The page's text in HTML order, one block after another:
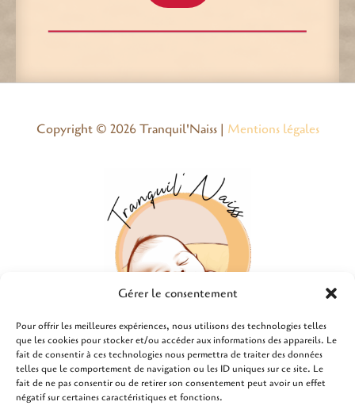
Gérer le consentement
Pour offrir les meilleures expériences, nous utilisons des technologies telles
que les cookies pour stocker et/ou accéder aux informations des appareils. Le
fait de consentir à ces technologies nous permettra de traiter des données
telles que le comportement de navigation ou les ID uniques sur ce site. Le
fait de ne pas consentir ou de retirer son consentement peut avoir un effet
négatif sur certaines caractéristiques et fonctions.
Copyright © 2026 Tranquil'Naiss | Mentions légales
Liens utiles
Qui suis-je ?
Contact